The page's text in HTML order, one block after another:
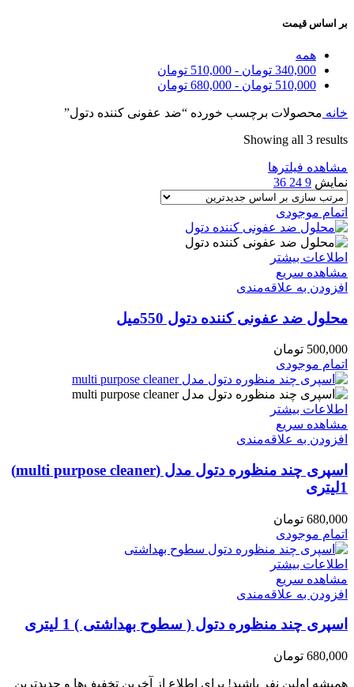
بر اساس قیمت
همه
340,000 تومان -
510,000 تومان
510,000 تومان -
680,000 تومان
خانه محصولات برچسب خورده “ضد عفونی کننده دتول”
Showing all 3 results
مشاهده فیلترها
نمایش 9
24
36
اتمام موجودی
اطلاعات بیشتر
مشاهده سریع
افزودن به علاقه‌مندی
محلول ضد عفونی کننده دتول 550میل
500,000 تومان
اتمام موجودی
اطلاعات بیشتر
مشاهده سریع
افزودن به علاقه‌مندی
اسپری چند منظوره دتول مدل (multi purpose cleaner)
1لیتری
680,000 تومان
اتمام موجودی
اطلاعات بیشتر
مشاهده سریع
افزودن به علاقه‌مندی
اسپری چند منظوره دتول ( سطوح بهداشتی ) 1 لیتری
680,000 تومان
همیشه اولین نفر باشید! برای اطلاع از آخرین تخفیف‌ها و جدیدترین